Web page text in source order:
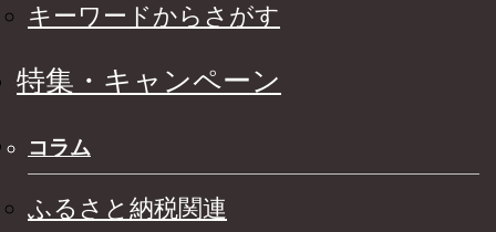
キーワードからさがす
特集・キャンペーン
コラム
ふるさと納税関連